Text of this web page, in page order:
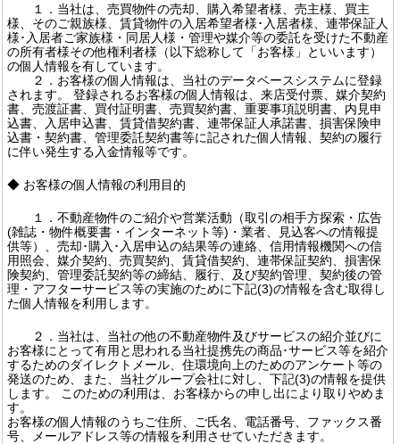
１．当社は、売買物件の売却、購入希望者様、売主様、買主
様、そのご親族様、賃貸物件の入居希望者様･入居者様、連帯保証人
様･入居者ご家族様・同居人様・管理や媒介等の委託を受けた不動産
の所有者様その他権利者様（以下総称して「お客様」といいます）
の個人情報を有しています。
２．お客様の個人情報は、当社のデータベースシステムに登録
されます。 登録されるお客様の個人情報は、来店受付票、媒介契約
書、売渡証書、買付証明書、売買契約書、重要事項説明書、内見申
込書、入居申込書、賃貸借契約書、連帯保証人承諾書、損害保険申
込書・契約書、管理委託契約書等に記された個人情報、契約の履行
に伴い発生する入金情報等です。
◆ お客様の個人情報の利用目的
１．不動産物件のご紹介や営業活動（取引の相手方探索・広告
(雑誌・物件概要書・インターネット等)・業者、見込客への情報提
供等）、売却･購入･入居申込の結果等の連絡、信用情報機関への信
用照会、媒介契約、売買契約、賃貸借契約、連帯保証契約、損害保
険契約、管理委託契約等の締結、履行、及び契約管理、契約後の管
理・アフターサービス等の実施のために下記(3)の情報を含む取得し
た個人情報を利用します。
２．当社は、当社の他の不動産物件及びサービスの紹介並びに
お客様にとって有用と思われる当社提携先の商品･サービス等を紹介
するためのダイレクトメール、住環境向上のためのアンケート等の
発送のため、また、当社グループ会社に対し、下記(3)の情報を提供
します。 このための利用は、お客様からの申し出により取りやめま
す。
お客様の個人情報のうちご住所、ご氏名、電話番号、ファックス番
号、メールアドレス等の情報を利用させていただきます。